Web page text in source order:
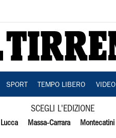
SPORT TEMPO LIBERO VIDEO
SCEGLI L'EDIZIONE
Lucca Massa-Carrara Montecatini